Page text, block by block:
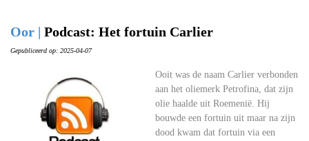
Oor | Podcast: Het fortuin Carlier
Gepubliceerd op: 2025-04-07
Ooit was de naam Carlier verbonden
aan het oliemerk Petrofina, dat zijn
olie haalde uit Roemenië. Hij
bouwde een fortuin uit maar na zijn
dood kwam dat fortuin via een